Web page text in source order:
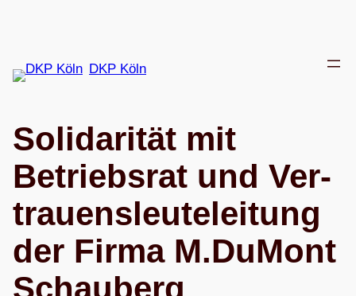
springen
DKP Köln
Soli­da­ri­tät mit
Betriebs­rat und Ver­
trau­ens­leu­te­lei­tung
der Firma M.DuMont
Schauberg